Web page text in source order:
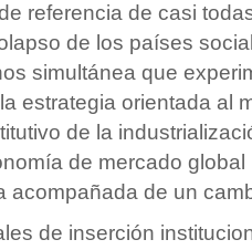
referencia de casi
de los países
simultánea que
estrategia orientada al
de la
de mercado
acompañada de un
de inserción